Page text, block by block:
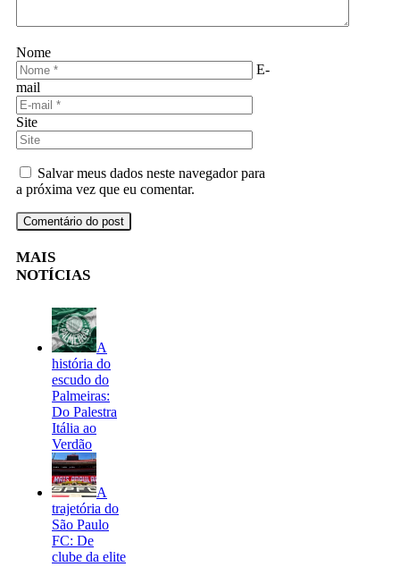
Nome
E-
mail
Site
Salvar meus dados neste navegador para
a próxima vez que eu comentar.
MAIS
NOTÍCIAS
A
história do
escudo do
Palmeiras:
Do Palestra
Itália ao
Verdão
A
trajetória do
São Paulo
FC: De
clube da elite